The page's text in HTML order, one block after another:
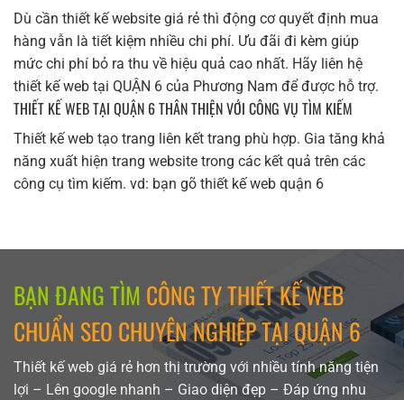
Dù cần thiết kế website giá rẻ thì động cơ quyết định mua
hàng vẫn là tiết kiệm nhiều chi phí. Ưu đãi đi kèm giúp
mức chi phí bỏ ra thu về hiệu quả cao nhất. Hãy liên hệ
thiết kế web tại QUẬN 6 của Phương Nam để được hỗ trợ.
THIẾT KẾ WEB TẠI QUẬN 6 THÂN THIỆN VỚI CÔNG VỤ TÌM KIẾM
Thiết kế web tạo trang liên kết trang phù hợp. Gia tăng khả
năng xuất hiện trang website trong các kết quả trên các
công cụ tìm kiếm. vd: bạn gõ thiết kế web quận 6
BẠN ĐANG TÌM CÔNG TY THIẾT KẾ WEB
CHUẨN SEO CHUYÊN NGHIỆP TẠI QUẬN 6
Thiết kế web giá rẻ hơn thị trường với nhiều tính năng tiện
lợi – Lên google nhanh – Giao diện đẹp – Đáp ứng nhu